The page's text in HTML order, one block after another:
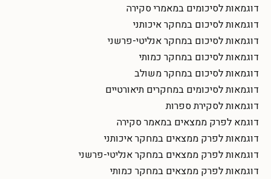
דוגמאות לסיכומים במאמרי סקירה
דוגמאות לסיכום במחקר איכותני
דוגמאות לסיכום במחקר אנליטי-פרשני
דוגמאות לסיכום במחקר כמותי
דוגמאות לסיכום במחקר משולב
דוגמאות לסיכומים במחקרים תיאורטיים
דוגמאות לסקירת ספרות
דוגמא לפרק ממצאים במאמר סקירה
דוגמאות לפרק ממצאים במחקר איכותני
דוגמאות לפרק ממצאים במחקר אנליטי-פרשני
דוגמאות לפרק ממצאים במחקר כמותי